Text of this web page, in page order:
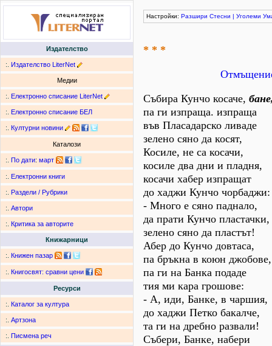
Издателство
:. Издателство LiterNet
Медии
:. Електронно списание LiterNet
:. Електронно списание БЕЛ
:. Културни новини
Каталози
:. По дати: март
:. Електронни книги
:. Раздели / Рубрики
:. Автори
:. Критика за авторите
Книжарници
:. Книжен пазар
:. Книгосвят: сравни цени
Ресурси
:. Каталог за култура
:. Артзона
:. Писмена реч
Настройки: Разшири Стесни | Уголеми
* * *
Събира Кунчо косаче,
па ги изпраща. изпраща
във Пласадарско ливаде
зелено сяно да косят,
Косиле, не са косачи,
косиле два дни и пладня,
косачи хабер изпращат
до хаджи Кунчо чорбаджи:
- Много е сяно паднало,
да прати Кунчо пластачки,
зелено сяно да пластът!
Абер до Кунчо довтаса,
па бръкна в коюн джобове,
па ги на Банка подаде
тия ми кара грошове:
- А, иди, Банке, в чаршия,
до хаджи Петко бакалче,
та ги на дребно развали!
Събери, Банке, набери